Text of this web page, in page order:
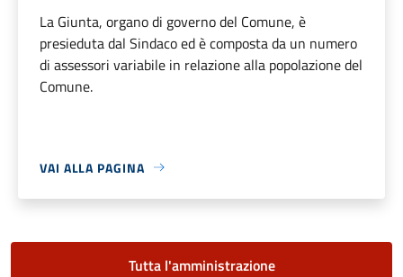
La Giunta, organo di governo del Comune, è
presieduta dal Sindaco ed è composta da un numero
di assessori variabile in relazione alla popolazione del
Comune.
VAI ALLA PAGINA
Tutta l'amministrazione